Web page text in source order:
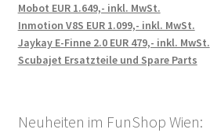
Mobot EUR 1.649,- inkl. MwSt.
Inmotion V8S EUR 1.099,- inkl. MwSt.
Jaykay E-Finne 2.0 EUR 479,- inkl. MwSt.
Scubajet Ersatzteile und Spare Parts
Neuheiten im FunShop Wien: